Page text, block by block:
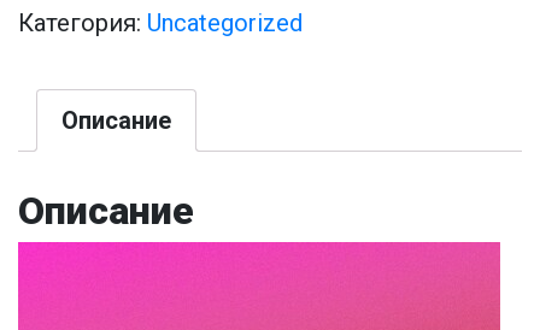
\
Категория: Uncategorized
Описание
Описание